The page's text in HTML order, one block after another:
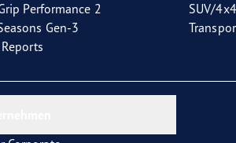
Performance 2
Gen-3
SUV/